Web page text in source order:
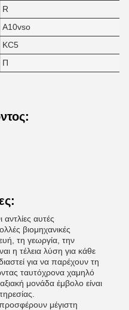
R
A10vso
KC5
Π
αντλίες αυτές
βιομηχανικές
τη γεωργία, την
η τέλεια λύση για κάθε
για να παρέχουν τη
ταυτόχρονα χαμηλό
μονάδα έμβολο είναι
μέγιστη